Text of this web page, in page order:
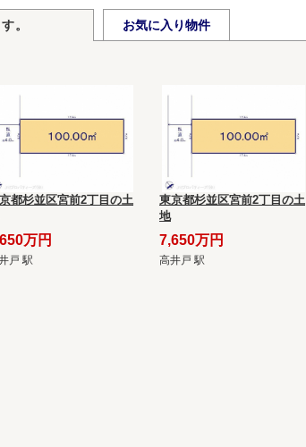
。 お気に入り物件
都杉並区宮前2丁目の土
万円
戸 駅
東京都杉並区宮前2丁目の土
地
7,650万円
高井戸 駅